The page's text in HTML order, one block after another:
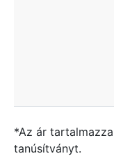
*Az ár
tanúsítványt.